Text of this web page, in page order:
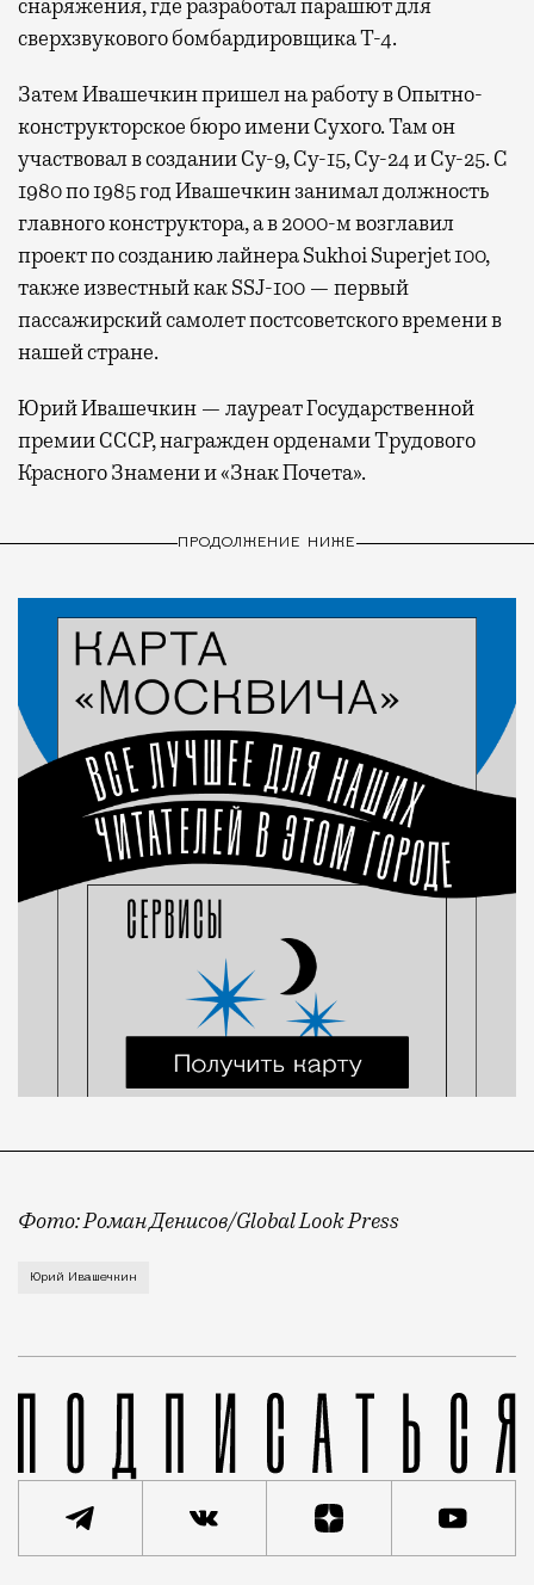
снаряжения, где разработал парашют для
сверхзвукового бомбардировщика Т-4.
Затем Ивашечкин пришел на работу в Опытно-
конструкторское бюро имени Сухого. Там он
участвовал в создании Су-9, Су-15, Су-24 и Cу-25. С
1980 по 1985 год Ивашечкин занимал должность
главного конструктора, а в 2000-м возглавил
проект по созданию лайнера Sukhoi Superjet 100,
также известный как SSJ-100 — первый
пассажирский самолет постсоветского времени в
нашей стране.
Юрий Ивашечкин — лауреат Государственной
премии СССР, награжден орденами Трудового
Красного Знамени и «Знак Почета».
ПРОДОЛЖЕНИЕ НИЖЕ
Фото: Роман Денисов/Global Look Press
О смерти Юрия Ивашечкина сообщили в
Юрий Ивашечкин